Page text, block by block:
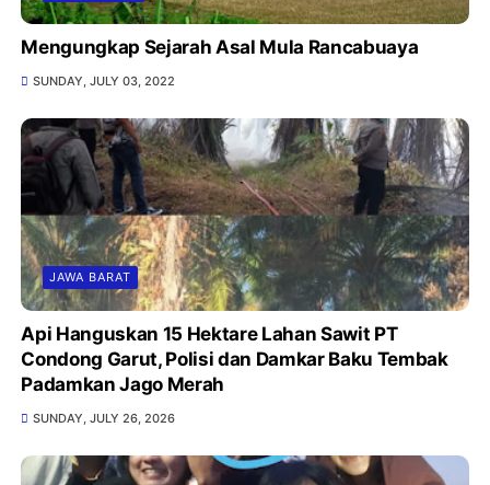
Mengungkap Sejarah Asal Mula Rancabuaya
SUNDAY, JULY 03, 2022
JAWA BARAT
Api Hanguskan 15 Hektare Lahan Sawit PT
Condong Garut, Polisi dan Damkar Baku Tembak
Padamkan Jago Merah
SUNDAY, JULY 26, 2026